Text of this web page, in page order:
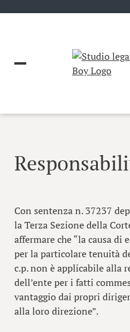
Con sentenza n. 37237
la Terza Sezione della
affermare che “la causa
per la particolare tenuità
c.p. non è applicabile alla
dell’ente per i fatti
vantaggio dai propri
alla loro direzione”.